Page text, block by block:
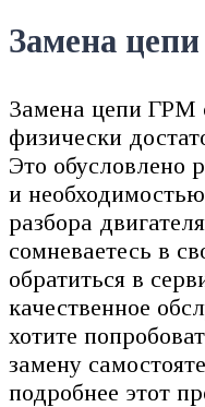
Замена
Замена цепи ГРМ
физически
Это обусловлено
и
разбора
сомневаетесь в
обратиться в
качественное
хотите
замену
подробнее этот